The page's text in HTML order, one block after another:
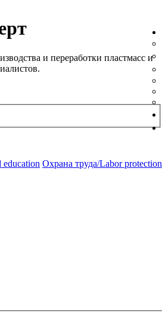
и переработки пластмасс и
education Охрана труда/Labor protection